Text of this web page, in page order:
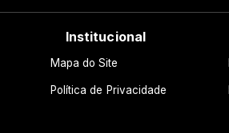
Institucional
Mapa do Site
Política de Privacidade